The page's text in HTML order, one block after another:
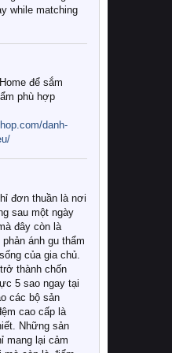
while matching
để sắm
phù hợp
danh-
đơn thuần là nơi
sau một ngày
đây còn là
ánh gu thẩm
của gia chủ.
thành chốn
5 sao ngay tại
các bộ sản
cao cấp là
Những sản
mang lại cảm